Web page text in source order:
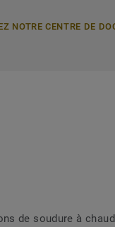
NOTRE CENTRE DE
de soudure à